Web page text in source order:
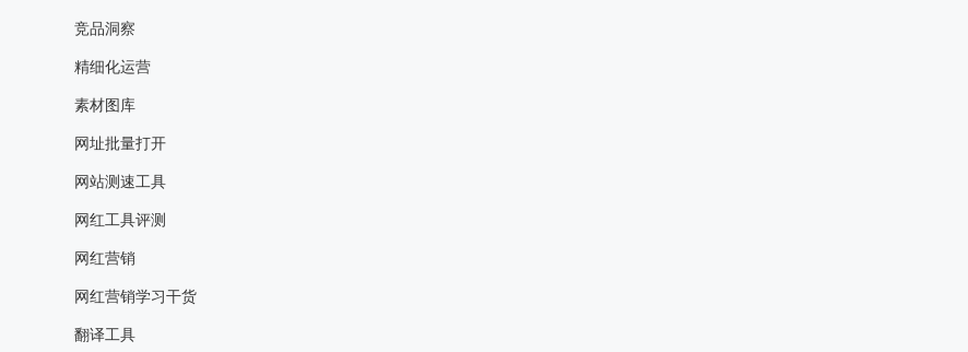
竞品洞察
精细化运营
素材图库
网址批量打开
网站测速工具
网红工具评测
网红营销
网红营销学习干货
翻译工具